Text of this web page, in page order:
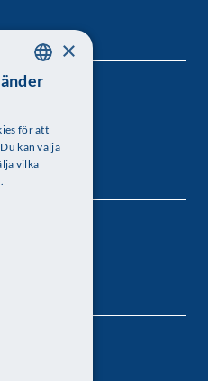
4A
SWEDISH
×
för att
kan välja
vilka